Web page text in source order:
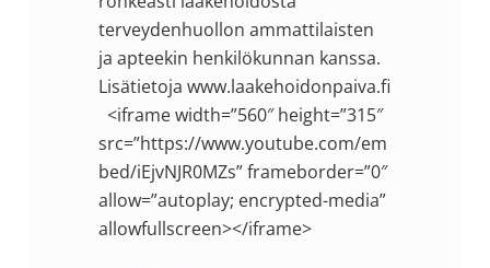
terveydenhuollon ammattilaisten
ja apteekin henkilökunnan kanssa.
Lisätietoja www.laakehoidonpaiva.fi
<iframe width=”560″ height=”315″
src=”https://www.youtube.com/em
bed/iEjvNJR0MZs” frameborder=”0″
allow=”autoplay; encrypted-media”
allowfullscreen></iframe>